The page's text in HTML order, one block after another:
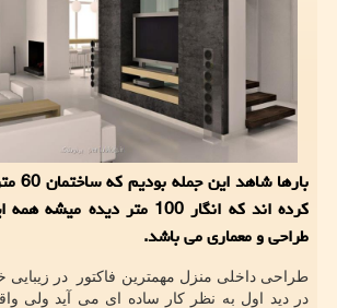
كرده اند كه انگار 100 متر
طراحی و معماری می باشد.
طراحی داخلی منزل مهمترین فاکتور در زیبایی
در دید اول به نظر کار ساده ای می آید ولی